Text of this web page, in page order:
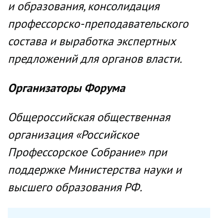
и образования, консолидация
профессорско-преподавательского
состава и выработка экспертных
предложений для органов власти.
Организаторы Форума
​​Общероссийская общественная
организация «Российское
Профессорское Собрание» при
поддержке Министерства науки и
высшего образования РФ.